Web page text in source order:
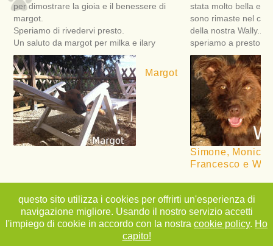
per dimostrare la gioia e il benessere di
margot.
Speriamo di rivedervi presto.
Un saluto da margot per milka e ilary
Margot
stata molto bella e
sono rimaste nel
della nostra Wally...
speriamo a presto!
Simone,
Francesco e
elbachannel.itCopyright 2015 - All Rights Reserved
questo sito utilizza i cookies per offrirti un'esperienza di
navigazione migliore. Usando il nostro servizio accetti
l'impiego di cookie in accordo con la nostra cookie policy. Ho
capito!